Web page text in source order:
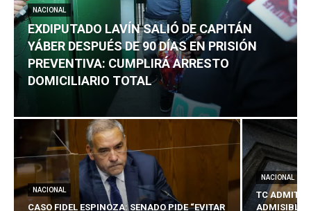
NACIONAL
EXDIPUTADO LAVÍN SALIÓ DE CAPITÁN
YÁBER DESPUÉS DE 90 DÍAS EN PRISIÓN
PREVENTIVA: CUMPLIRÁ ARRESTO
DOMICILIARIO TOTAL
NACIONAL
CASO FIDEL ESPINOZA: SENADO PIDE “EVITAR
NACIONAL
TC ADMITE
ADMISIBLES